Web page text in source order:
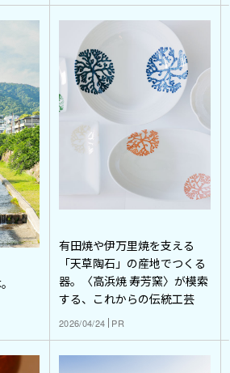
有田焼や伊万里焼を支える
「天草陶石」の産地でつくる
器。〈高浜焼 寿芳窯〉が模索
する、これからの伝統工芸
2026/04/24 PR